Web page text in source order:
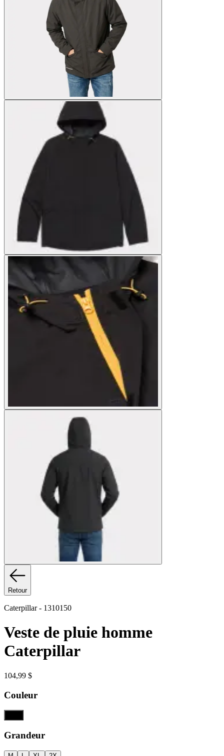
Retour
Caterpillar- 1310150
Veste de pluie homme
Caterpillar
104,99 $
Couleur
Grandeur